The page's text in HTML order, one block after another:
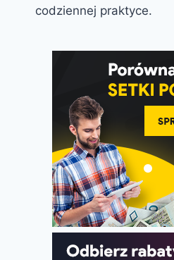
codziennej praktyce.